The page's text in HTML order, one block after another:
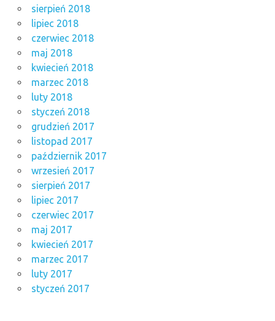
sierpień 2018
lipiec 2018
czerwiec 2018
maj 2018
kwiecień 2018
marzec 2018
luty 2018
styczeń 2018
grudzień 2017
listopad 2017
październik 2017
wrzesień 2017
sierpień 2017
lipiec 2017
czerwiec 2017
maj 2017
kwiecień 2017
marzec 2017
luty 2017
styczeń 2017